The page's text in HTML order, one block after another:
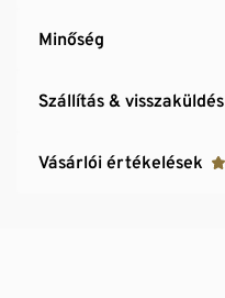
Minőség
Szállítás & visszaküldés
Vásárlói értékelések